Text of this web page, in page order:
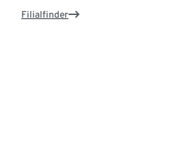
Filialfinder